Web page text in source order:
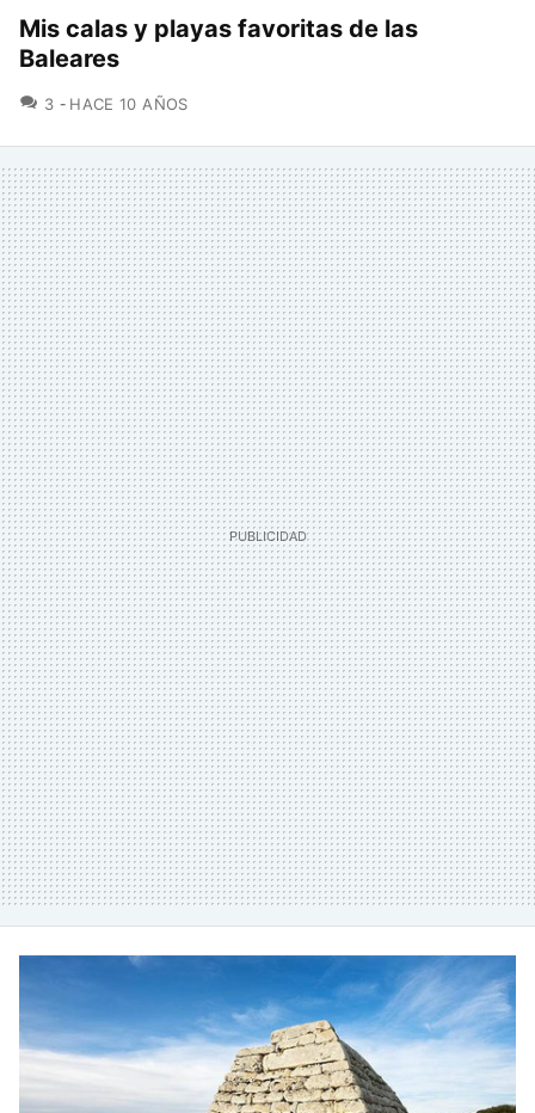
Mis calas y playas favoritas de las
Baleares
3 COMENTARIOS
HACE 10 AÑOS